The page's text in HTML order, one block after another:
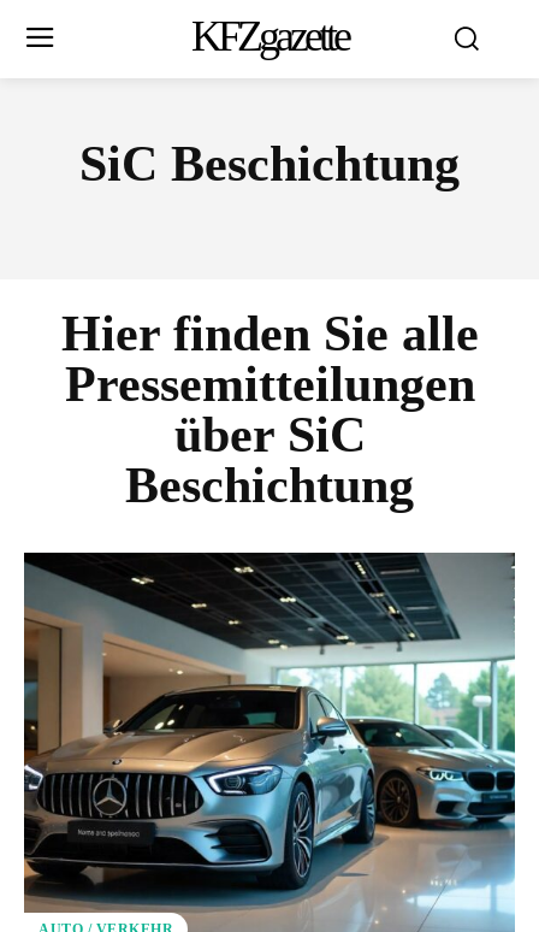
KFZgazette
SiC Beschichtung
Hier finden Sie alle
Pressemitteilungen
über SiC
Beschichtung